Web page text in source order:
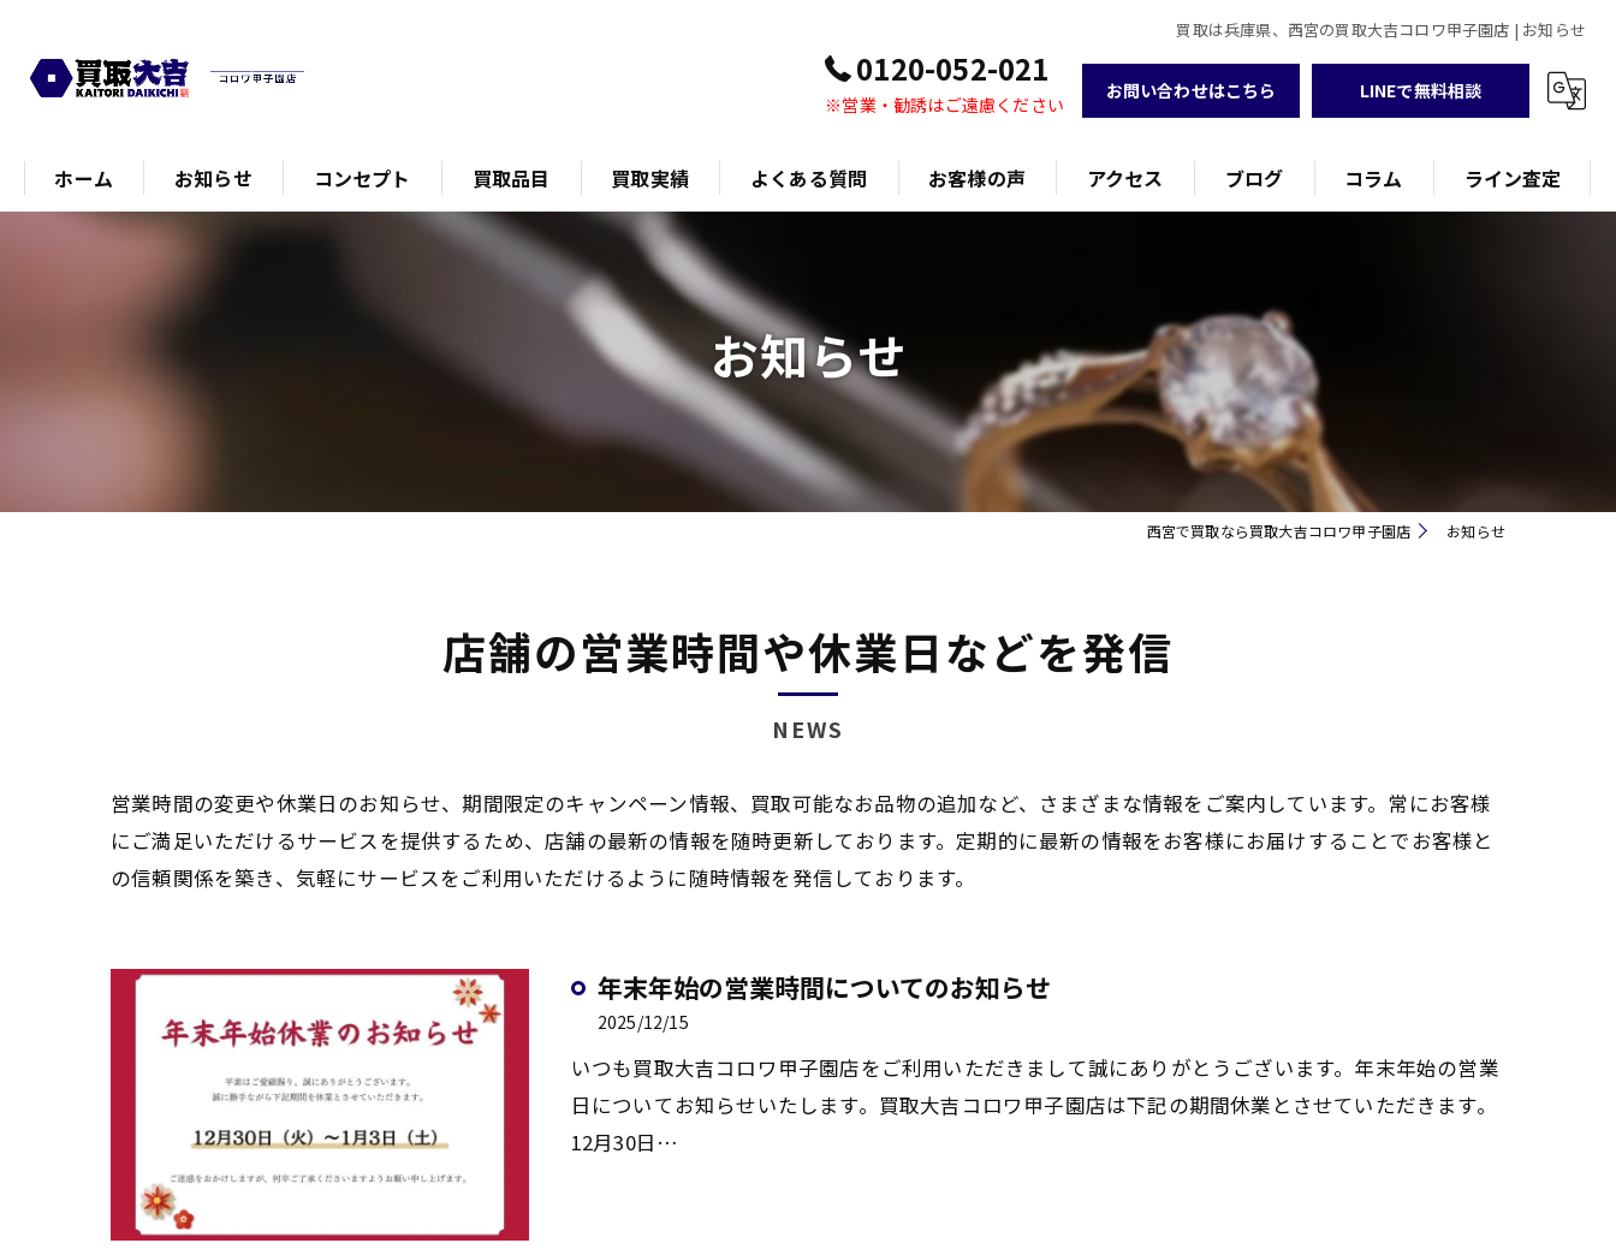
買取は兵庫県、西宮の買取大吉コロワ甲子園店 | お知らせ
0120-052-021
※営業・勧誘はご遠慮ください
お問い合わせはこちら LINEで無料相談
ホーム お知らせ コンセプト 買取品目 買取実績 よくある質問 お客様の声 アクセス ブログ コラム ライン査定
お知らせ
西宮で買取なら買取大吉コロワ甲子園店 お知らせ
店舗の営業時間や休業日などを発信
NEWS
営業時間の変更や休業日のお知らせ、期間限定のキャンペーン情報、買取可能なお品物の追加など、さまざまな情報をご案内しています。常にお客様
にご満足いただけるサービスを提供するため、店舗の最新の情報を随時更新しております。定期的に最新の情報をお客様にお届けすることでお客様と
の信頼関係を築き、気軽にサービスをご利用いただけるように随時情報を発信しております。
年末年始の営業時間についてのお知らせ
2025/12/15
いつも買取大吉コロワ甲子園店をご利用いただきまして誠にありがとうございます。年末年始の営業
日についてお知らせいたします。買取大吉コロワ甲子園店は下記の期間休業とさせていただきます。
12月30日…